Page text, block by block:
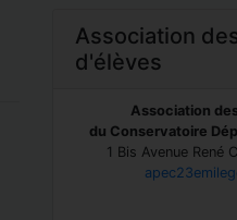
Association
d'élèves
Association
du Conservatoire
1 Bis Avenue René